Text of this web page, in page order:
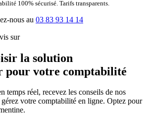
100% sécurisé. Tarifs transparents.
nous au 03 83 93 14 14
sur
la solution
pour votre comptabilité
temps réel, recevez les conseils de nos
votre comptabilité en ligne. Optez pour